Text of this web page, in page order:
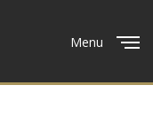
Menu